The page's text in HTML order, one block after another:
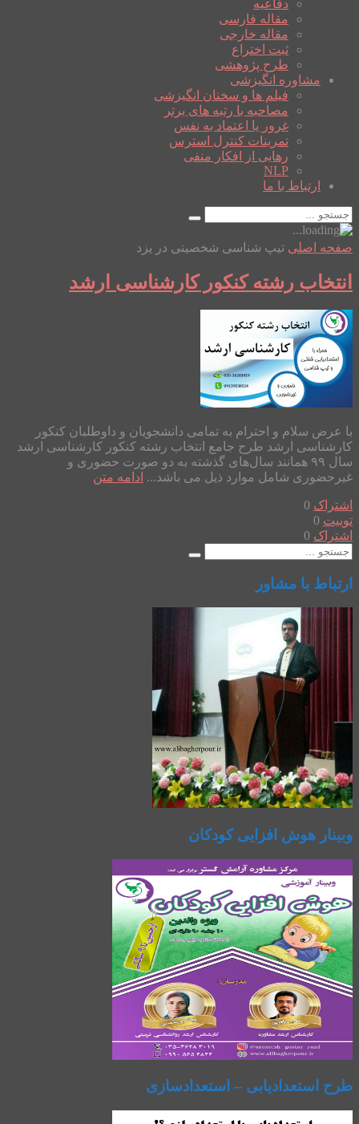
دفاعیه
مقاله فارسی
مقاله خارجی
ثبت اختراع
طرح پژوهشی
مشاوره انگیزشی
فیلم ها و سخنان انگیزشی
مصاحبه با رتبه های برتر
غرور یا اعتماد به نفس
تمرینات کنترل استرس
رهایی از افکار منفی
NLP
ارتباط با ما
صفحه اصلی تیپ شناسی شخصیتی در یزد
انتخاب رشته کنکور کارشناسی ارشد
با عرض سلام و احترام به تمامی دانشجویان و داوطلبان کنکور
کارشناسی ارشد طرح جامع انتخاب رشته کنکور کارشناسی ارشد
سال ۹۹ همانند سال‌های گذشته به دو صورت حضوری و
غیرحضوری شامل موارد ذیل می باشد... ادامه متن
اشتراک 0
توییت 0
اشتراک 0
ارتباط با مشاور
وبینار هوش افزایی کودکان
طرح استعدادیابی – استعدادسازی